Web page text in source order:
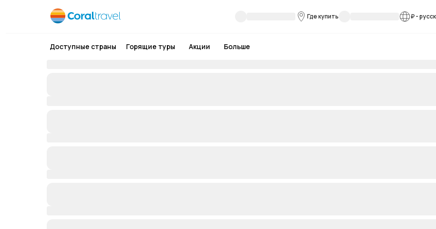
Где купить ₽-
Доступные страны Горящие туры Акции Больше